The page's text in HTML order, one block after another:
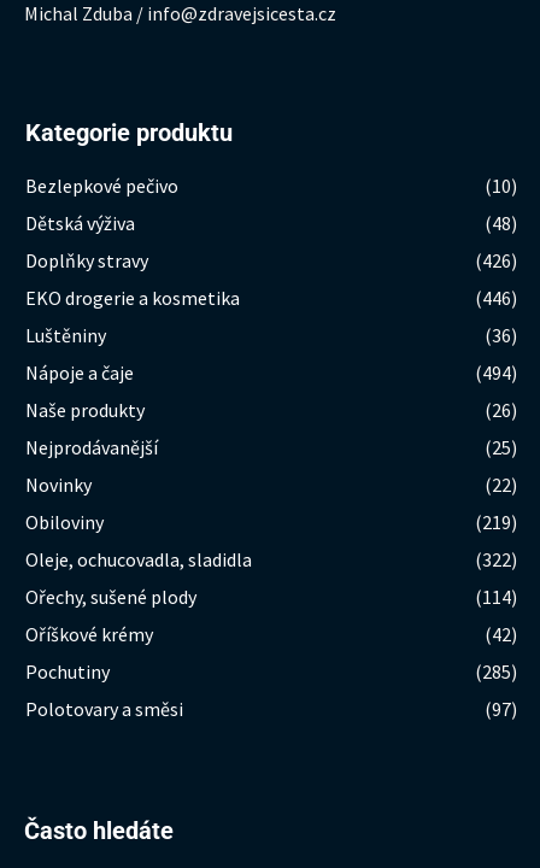
Michal Zduba / info@zdravejsicesta.cz
Kategorie produktu
Bezlepkové pečivo
(10)
Dětská výživa
(48)
Doplňky stravy
(426)
EKO drogerie a kosmetika
(446)
Luštěniny
(36)
Nápoje a čaje
(494)
Naše produkty
(26)
Nejprodávanější
(25)
Novinky
(22)
Obiloviny
(219)
Oleje, ochucovadla, sladidla
(322)
Ořechy, sušené plody
(114)
Oříškové krémy
(42)
Pochutiny
(285)
Polotovary a směsi
(97)
Často hledáte
Hledat: